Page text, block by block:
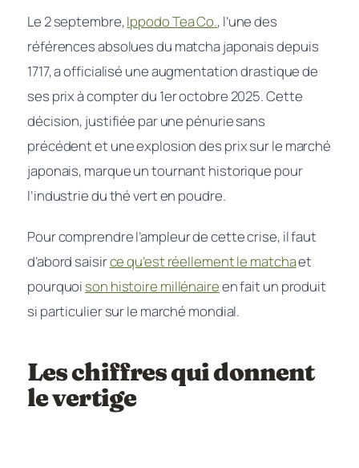
Le 2 septembre,Ippodo Tea Co., l’une des
références absolues du matcha japonais depuis
1717, a officialisé une augmentation drastique de
ses prix à compter du 1er octobre 2025. Cette
décision, justifiée par une pénurie sans
précédent et une explosion des prix sur le marché
japonais, marque un tournant historique pour
l’industrie du thé vert en poudre.
Pour comprendre l’ampleur de cette crise, il faut
d’abord saisirce qu’est réellement le matchaet
pourquoi son histoire millénaireen fait un produit
si particulier sur le marché mondial.
Les chiffres qui donnent
le vertige